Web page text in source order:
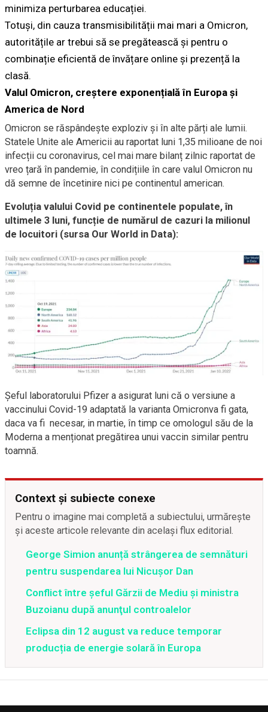
minimiza perturbarea educației.
Totuși, din cauza transmisibilității mai mari a Omicron,
autoritățile ar trebui să se pregătească și pentru o
combinație eficientă de învățare online și prezență la
clasă.
Valul Omicron, creștere exponențială în Europa și
America de Nord
Omicron se răspândește exploziv și în alte părți ale lumii.
Statele Unite ale Americii au raportat luni 1,35 milioane de noi
infecții cu coronavirus, cel mai mare bilanț zilnic raportat de
vreo țară în pandemie, în condițiile în care valul Omicron nu
dă semne de încetinire nici pe continentul american.
Evoluția valului Covid pe continentele populate, în
ultimele 3 luni, funcție de numărul de cazuri la milionul
de locuitori (sursa Our World in Data):
Șeful laboratorului Pfizer a asigurat luni că o versiune a
vaccinului Covid-19 adaptată la varianta Omicronva fi gata,
daca va fi necesar, in martie, în timp ce omologul său de la
Moderna a menționat pregătirea unui vaccin similar pentru
toamnă.
Context și subiecte conexe
Pentru o imagine mai completă a subiectului, urmărește
și aceste articole relevante din același flux editorial.
George Simion anunță strângerea de semnături
pentru suspendarea lui Nicușor Dan
Conflict între şeful Gărzii de Mediu şi ministra
Buzoianu după anunţul controalelor
Eclipsa din 12 august va reduce temporar
producția de energie solară în Europa